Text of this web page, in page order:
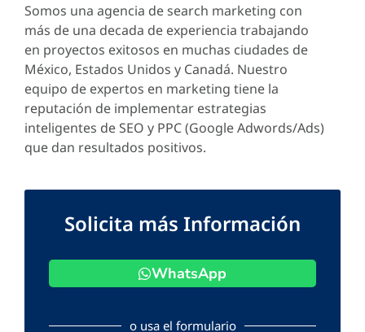
Somos una agencia de search marketing con
más de una decada de experiencia trabajando
en proyectos exitosos en muchas ciudades de
México, Estados Unidos y Canadá. Nuestro
equipo de expertos en marketing tiene la
reputación de implementar estrategias
inteligentes de SEO y PPC (Google Adwords/Ads)
que dan resultados positivos.
Solicita más Información
WhatsApp
o usa el formulario